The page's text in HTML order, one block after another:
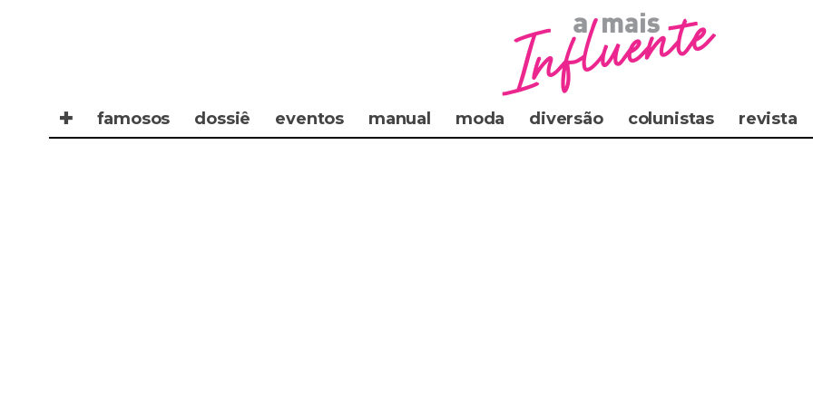
✚ famosos dossiê eventos manual moda diversão colunistas revista